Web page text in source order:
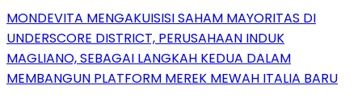
MONDEVITA MENGAKUISISI SAHAM MAYORITAS DI
UNDERSCORE DISTRICT, PERUSAHAAN INDUK
MAGLIANO, SEBAGAI LANGKAH KEDUA DALAM
MEMBANGUN PLATFORM MEREK MEWAH ITALIA BARU